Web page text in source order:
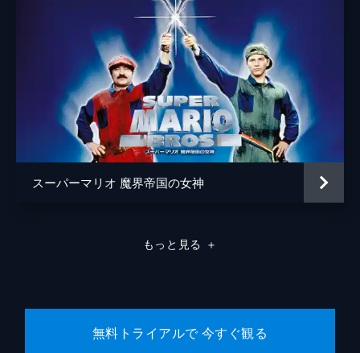
スーパーマリオ 魔界帝国の女神
もっと見る ＋
無料トライアルで 今すぐ観る